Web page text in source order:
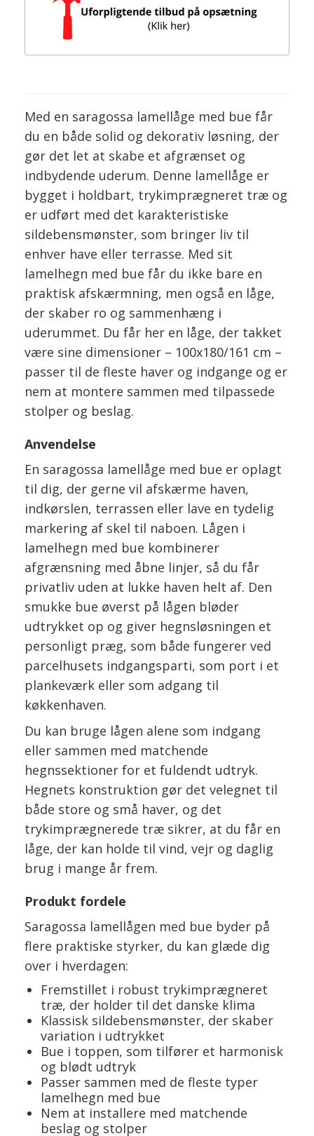
Med en saragossa lamellåge med bue får
du en både solid og dekorativ løsning, der
gør det let at skabe et afgrænset og
indbydende uderum. Denne lamellåge er
bygget i holdbart, trykimprægneret træ og
er udført med det karakteristiske
sildebensmønster, som bringer liv til
enhver have eller terrasse. Med sit
lamelhegn med bue får du ikke bare en
praktisk afskærmning, men også en låge,
der skaber ro og sammenhæng i
uderummet. Du får her en låge, der takket
være sine dimensioner – 100x180/161 cm –
passer til de fleste haver og indgange og er
nem at montere sammen med tilpassede
stolper og beslag.
Anvendelse
En saragossa lamellåge med bue er oplagt
til dig, der gerne vil afskærme haven,
indkørslen, terrassen eller lave en tydelig
markering af skel til naboen. Lågen i
lamelhegn med bue kombinerer
afgrænsning med åbne linjer, så du får
privatliv uden at lukke haven helt af. Den
smukke bue øverst på lågen bløder
udtrykket op og giver hegnsløsningen et
personligt præg, som både fungerer ved
parcelhusets indgangsparti, som port i et
plankeværk eller som adgang til
køkkenhaven.
Du kan bruge lågen alene som indgang
eller sammen med matchende
hegnssektioner for et fuldendt udtryk.
Hegnets konstruktion gør det velegnet til
både store og små haver, og det
trykimprægnerede træ sikrer, at du får en
låge, der kan holde til vind, vejr og daglig
brug i mange år frem.
Produkt fordele
Saragossa lamellågen med bue byder på
flere praktiske styrker, du kan glæde dig
over i hverdagen:
Fremstillet i robust trykimprægneret
træ, der holder til det danske klima
Klassisk sildebensmønster, der skaber
variation i udtrykket
Bue i toppen, som tilfører et harmonisk
og blødt udtryk
Passer sammen med de fleste typer
lamelhegn med bue
Nem at installere med matchende
beslag og stolper